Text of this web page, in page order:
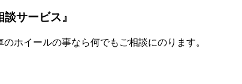
サービス』
ホイールの事なら何でもご相談にのります。